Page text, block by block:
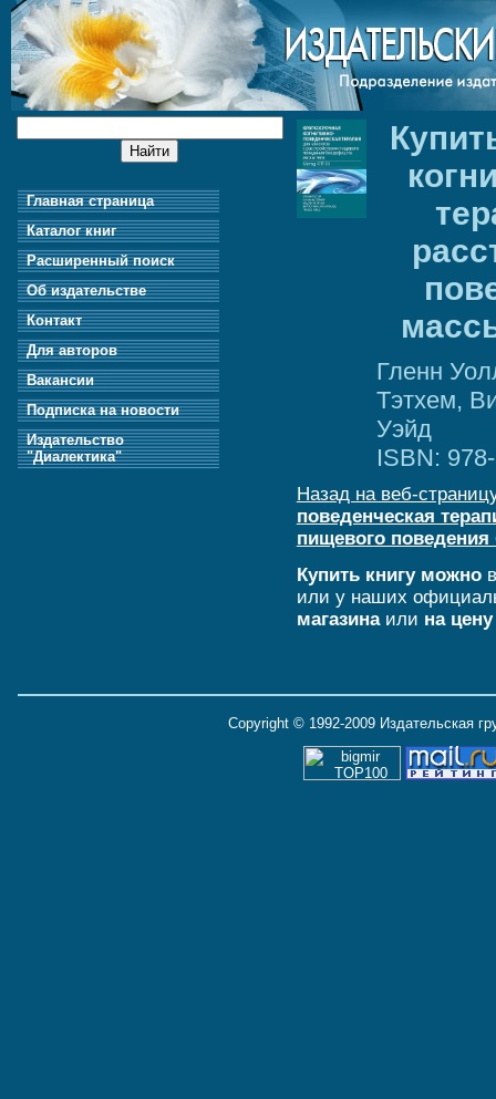
Главная страница
Каталог книг
Расширенный поиск
Об издательстве
Контакт
Для авторов
Вакансии
Подписка на новости
Издательство
"Диалектика"
Гленн
Тэтхем,
Уэйд
ISBN:
Назад на веб-
поведенческая
пищевого
Купить книгу можнов
или у наших
магазинаили на
Copyright © 1992-2009 Издательская